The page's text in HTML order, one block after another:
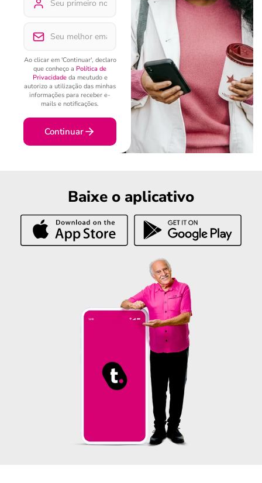
Ao clicar em 'Continuar', declaro
que conheço a Política de
Privacidadeda meutudo e
autorizo a utilização das minhas
informações para receber e-
mails e notificações.
Continuar
Baixe o aplicativo